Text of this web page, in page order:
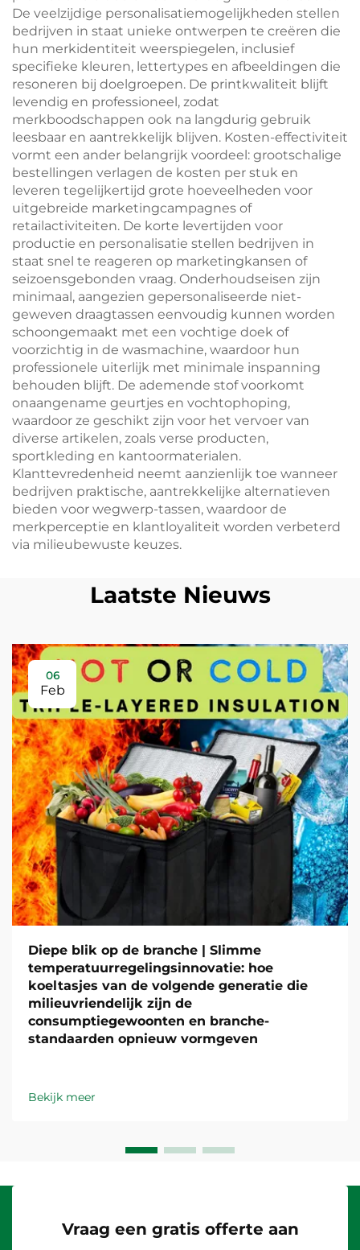
De veelzijdige personalisatiemogelijkheden stellen
bedrijven in staat unieke ontwerpen te creëren die
hun merkidentiteit weerspiegelen, inclusief
specifieke kleuren, lettertypes en afbeeldingen die
resoneren bij doelgroepen. De printkwaliteit blijft
levendig en professioneel, zodat
merkboodschappen ook na langdurig gebruik
leesbaar en aantrekkelijk blijven. Kosten-effectiviteit
vormt een ander belangrijk voordeel: grootschalige
bestellingen verlagen de kosten per stuk en
leveren tegelijkertijd grote hoeveelheden voor
uitgebreide marketingcampagnes of
retailactiviteiten. De korte levertijden voor
productie en personalisatie stellen bedrijven in
staat snel te reageren op marketingkansen of
seizoensgebonden vraag. Onderhoudseisen zijn
minimaal, aangezien gepersonaliseerde niet-
geweven draagtassen eenvoudig kunnen worden
schoongemaakt met een vochtige doek of
voorzichtig in de wasmachine, waardoor hun
professionele uiterlijk met minimale inspanning
behouden blijft. De ademende stof voorkomt
onaangename geurtjes en vochtophoping,
waardoor ze geschikt zijn voor het vervoer van
diverse artikelen, zoals verse producten,
sportkleding en kantoormaterialen.
Klanttevredenheid neemt aanzienlijk toe wanneer
bedrijven praktische, aantrekkelijke alternatieven
bieden voor wegwerp-tassen, waardoor de
merkperceptie en klantloyaliteit worden verbeterd
via milieubewuste keuzes.
Laatste Nieuws
06
Feb
Diepe blik op de branche | Slimme
temperatuurregelingsinnovatie: hoe
koeltasjes van de volgende generatie die
milieuvriendelijk zijn de
consumptiegewoonten en branche-
standaarden opnieuw vormgeven
Bekijk meer
Vraag een gratis offerte aan